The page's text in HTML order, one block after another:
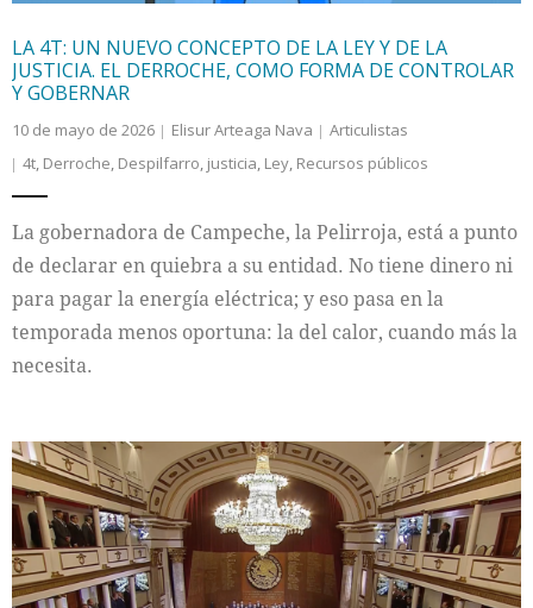
LA 4T: UN NUEVO CONCEPTO DE LA LEY Y DE LA
JUSTICIA. EL DERROCHE, COMO FORMA DE CONTROLAR
Y GOBERNAR
10 de mayo de 2026 Elisur Arteaga Nava
Articulistas
4t, Derroche, Despilfarro, justicia, Ley, Recursos públicos
La gobernadora de Campeche, la Pelirroja, está a punto
de declarar en quiebra a su entidad. No tiene dinero ni
para pagar la energía eléctrica; y eso pasa en la
temporada menos oportuna: la del calor, cuando más la
necesita.